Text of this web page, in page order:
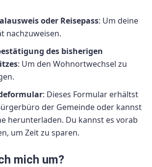
oder Reisepass: Um deine
nachzuweisen.
des bisherigen
: Um den Wohnortwechsel zu
: Dieses Formular erhältst
der Gemeinde oder kannst
herunterladen. Du kannst es vorab
um Zeit zu sparen.
mich um?